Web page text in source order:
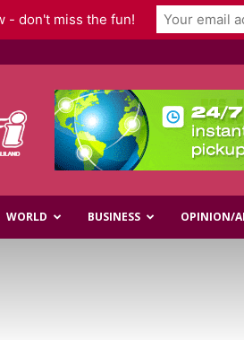
WORLD BUSINESS OPINION/
- don't miss the fun!